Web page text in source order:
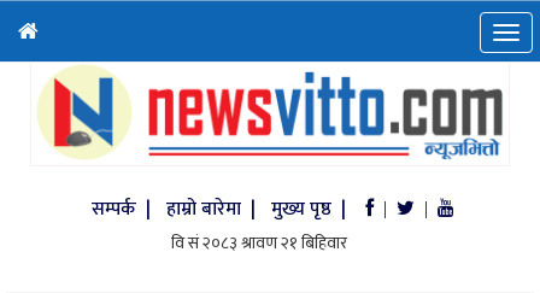
सम्पर्क | हाम्रो बारेमा | मुख्य पृष्ठ | | |